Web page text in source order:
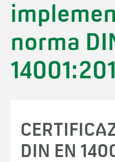
norma
DIN EN